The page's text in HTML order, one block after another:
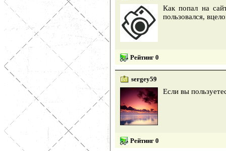
Как попал на
пользовался,
Рейтинг 0
sergey59
Если вы
Рейтинг 0